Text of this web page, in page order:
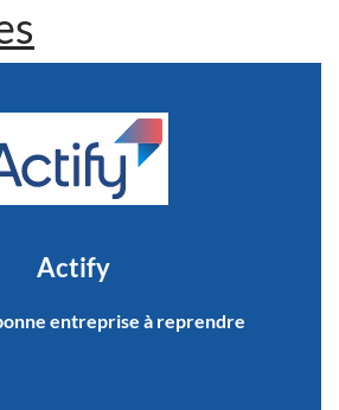
Actify
entreprise à reprendre